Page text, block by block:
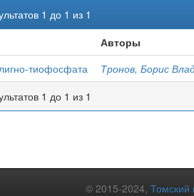
1 до 1 из 1
Авторы
тиофосфата Тронов, Борис
1 до 1 из 1
© 2015-2024, Томский